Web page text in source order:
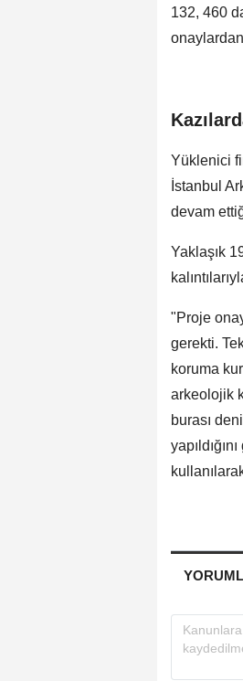
132, 460
Yüklenici
İstanbul
devam
Yaklaşık
"Proje
gerekti.
koruma
arkeolojik
burası